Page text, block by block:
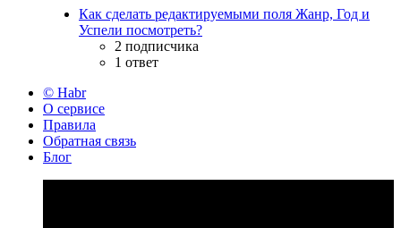
Как сделать редактируемыми поля Жанр, Год и
Успели посмотреть?
2 подписчика
1 ответ
© Habr
О сервисе
Правила
Обратная связь
Блог